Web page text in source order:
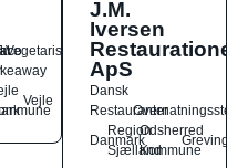
Vegetarisk
Vejle
J.M.
Iversen
ApS
Dansk
Restauranter
Danmark
Region
Sjælland
Odsherred
Kommune